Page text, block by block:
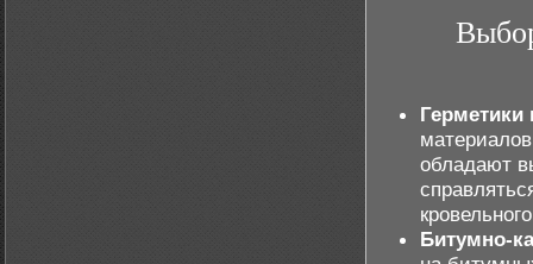
Герметики
обладают
Битумно-